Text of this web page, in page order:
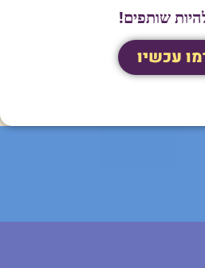
שותפים!
עכשיו